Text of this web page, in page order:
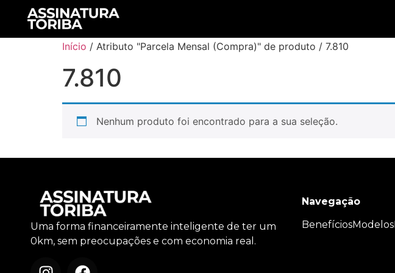
Início / Atributo "Parcela Mensal (Compra)" de produto / 7.810
7.810
Nenhum produto foi encontrado para a sua seleção.
Uma forma financeiramente inteligente de ter um
0km, sem preocupações e com economia real.
Navegação
BenefíciosModelos